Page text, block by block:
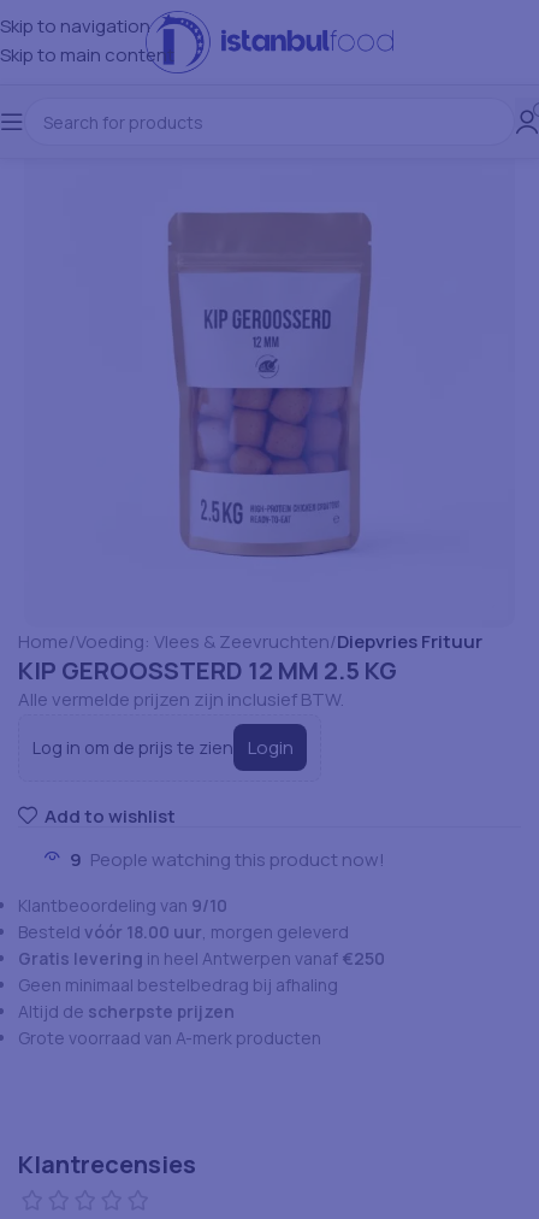
Skip to navigation
Skip to main content
Home Voeding: Vlees & Zeevruchten Diepvries Frituur
KIP GEROOSSTERD 12 MM 2.5 KG
Alle vermelde prijzen zijn inclusief BTW.
Log in om de prijs te zien Login
Add to wishlist
9 People watching this product now!
Klantbeoordeling van 9/10
Besteld vóór 18.00 uur, morgen geleverd
Gratis levering in heel Antwerpen vanaf €250
Geen minimaal bestelbedrag bij afhaling
Altijd de scherpste prijzen
Grote voorraad van A-merk producten
Klantrecensies